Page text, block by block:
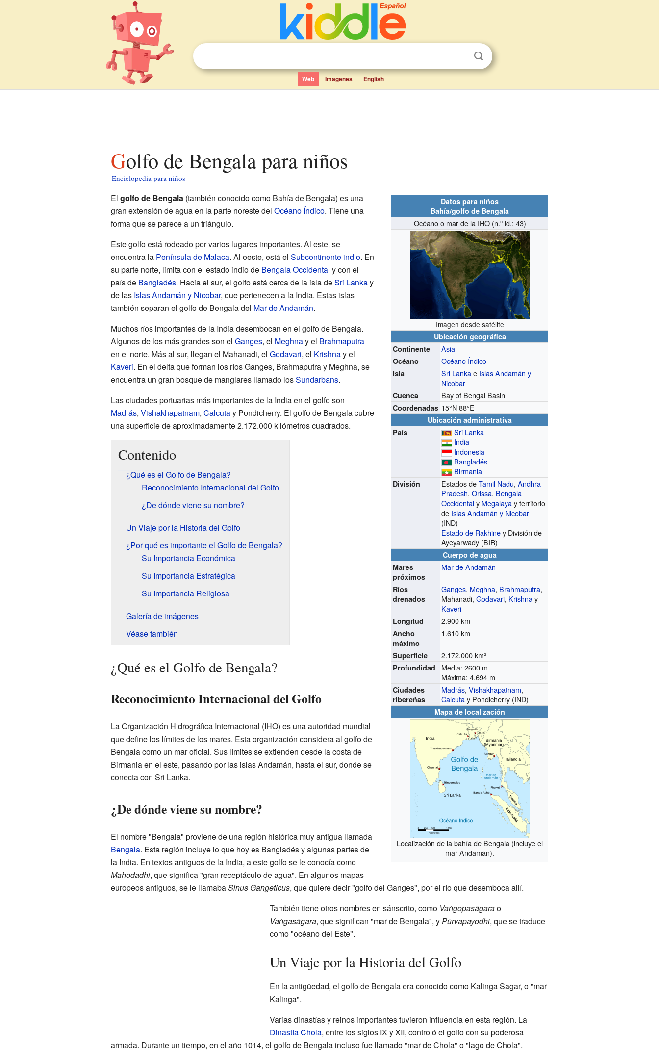
Web Imágenes English
Golfo de Bengala para niños
Enciclopedia para niños
Datos para niños
Bahía/golfo de Bengala
Océano o mar de la IHO (n.º id.: 43)
Imagen desde satélite
Ubicación geográfica
Continente
Asia
Océano Océano Índico
Isla Sri Lankae Islas Andamán y
Nicobar
Cuenca Bay of Bengal Basin
Coordenadas 15°N 88°E
Ubicación administrativa
País
Sri Lanka
India
Indonesia
Bangladés
Birmania
División Estados deTamil Nadu,Andhra
Pradesh,Orissa, Bengala
Occidentaly Megalayay territorio
de Islas Andamán y Nicobar
(IND)
Estado de Rakhiney División de
Ayeyarwady (BIR)
Cuerpo de agua
Mares
próximos
Mar de Andamán
Ríos
drenados
Ganges, Meghna, Brahmaputra,
Mahanadi,Godavari, Krishnay
Kaveri
Longitud 2.900 km
Ancho
máximo
1.610 km
Superficie 2.172.000 km²
Profundidad
Media: 2600 m
Máxima: 4.694 m
Ciudades
ribereñas
Madrás,Vishakhapatnam,
Calcutay Pondicherry (IND)
Mapa de localización
Localización de la bahía de Bengala (incluye el
mar Andamán).
El golfo de Bengala(también conocido como Bahía de Bengala) es una
gran extensión de agua en la parte noreste del Océano Índico. Tiene una
forma que se parece a un triángulo.
Este golfo está rodeado por varios lugares importantes. Al este, se
encuentra la Península de Malaca. Al oeste, está el Subcontinente indio. En
su parte norte, limita con el estado indio de Bengala Occidental y con el
país de Bangladés. Hacia el sur, el golfo está cerca de la isla deSri Lankay
de las Islas Andamán y Nicobar, que pertenecen a la India. Estas islas
también separan el golfo de Bengala del Mar de Andamán.
Muchos ríos importantes de la India desembocan en el golfo de Bengala.
Algunos de los más grandes son el Ganges, el Meghnay el Brahmaputra
en el norte. Más al sur, llegan el Mahanadi, el Godavari, el Krishnay el
Kaveri. En el delta que forman los ríos Ganges, Brahmaputra y Meghna, se
encuentra un gran bosque de manglares llamado losSundarbans.
Las ciudades portuarias más importantes de la India en el golfo son
Madrás, Vishakhapatnam, Calcutay Pondicherry. El golfo de Bengala cubre
una superficie de aproximadamente 2.172.000 kilómetros cuadrados.
Contenido
¿Qué es el Golfo de Bengala?
Reconocimiento Internacional del Golfo
¿De dónde viene su nombre?
Un Viaje por la Historia del Golfo
¿Por qué es importante el Golfo de Bengala?
Su Importancia Económica
Su Importancia Estratégica
Su Importancia Religiosa
Galería de imágenes
Véase también
¿Qué es el Golfo de Bengala?
Reconocimiento Internacional del Golfo
La Organización Hidrográfica Internacional (IHO) es una autoridad mundial
que define los límites de los mares. Esta organización considera al golfo de
Bengala como un mar oficial. Sus límites se extienden desde la costa de
Birmania en el este, pasando por las islas Andamán, hasta el sur, donde se
conecta con Sri Lanka.
¿De dónde viene su nombre?
El nombre "Bengala" proviene de una región histórica muy antigua llamada
Bengala. Esta región incluye lo que hoy es Bangladés y algunas partes de
la India. En textos antiguos de la India, a este golfo se le conocía como
Mahodadhi, que significa "gran receptáculo de agua". En algunos mapas
europeos antiguos, se le llamabaSinus Gangeticus, que quiere decir "golfo del Ganges", por el río que desemboca allí.
También tiene otros nombres en sánscrito, como Vaṅgopasāgarao
Vaṅgasāgara, que significan "mar de Bengala", yPūrvapayodhi, que se traduce
como "océano del Este".
Un Viaje por la Historia del Golfo
En la antigüedad, el golfo de Bengala era conocido como Kalinga Sagar, o "mar
Kalinga".
Varias dinastías y reinos importantes tuvieron influencia en esta región. La
Dinastía Chola, entre los siglos IX y XII, controló el golfo con su poderosa
armada. Durante un tiempo, en el año 1014, el golfo de Bengala incluso fue llamado "mar de Chola" o "lago de Chola".